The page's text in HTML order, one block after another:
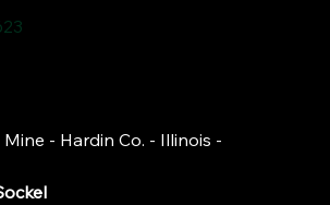
- Hardin Co. - Illinois -